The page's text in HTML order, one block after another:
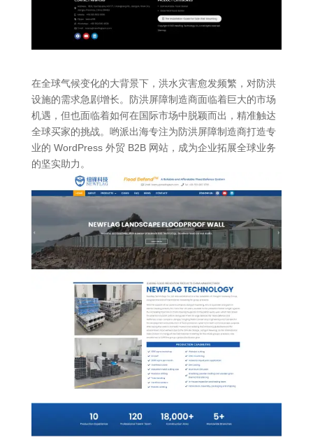
在全球气候变化的大背景下，洪水灾害愈发频繁，对防洪
设施的需求急剧增长。防洪屏障制造商面临着巨大的市场
机遇，但也面临着如何在国际市场中脱颖而出，精准触达
全球买家的挑战。哟派出海专注为防洪屏障制造商打造专
业的 WordPress 外贸 B2B 网站，成为企业拓展全球业务
的坚实助力。